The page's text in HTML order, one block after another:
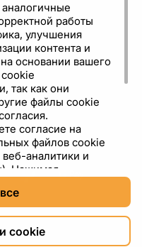
Dollar ($)
работы
улучшения
контента и
основании вашего
так как они
файлы cookie
согласие на
файлов cookie
аналитики и
Нажимая
категории файлов
Вы можете
в любое время
cookie